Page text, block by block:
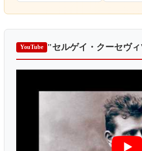
YouTube "セルゲイ・クーセヴ